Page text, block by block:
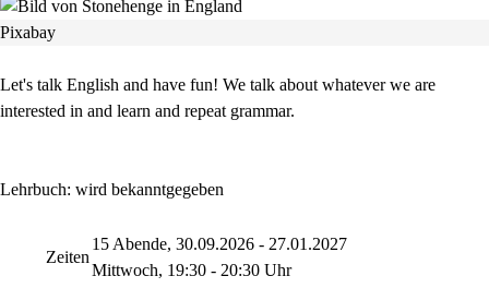
Pixabay
Let's talk English and have fun! We talk about whatever we are
interested in and learn and repeat grammar.
Lehrbuch: wird bekanntgegeben
Zeiten
15 Abende, 30.09.2026 - 27.01.2027
Mittwoch, 19:30 - 20:30 Uhr